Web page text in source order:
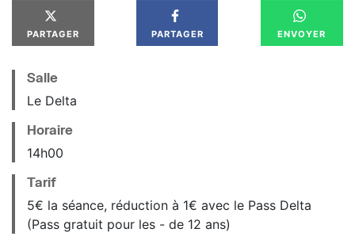
PARTAGER PARTAGER ENVOYER
Salle
Le Delta
Horaire
14h00
Tarif
5€ la séance, réduction à 1€ avec le Pass Delta
(Pass gratuit pour les - de 12 ans)